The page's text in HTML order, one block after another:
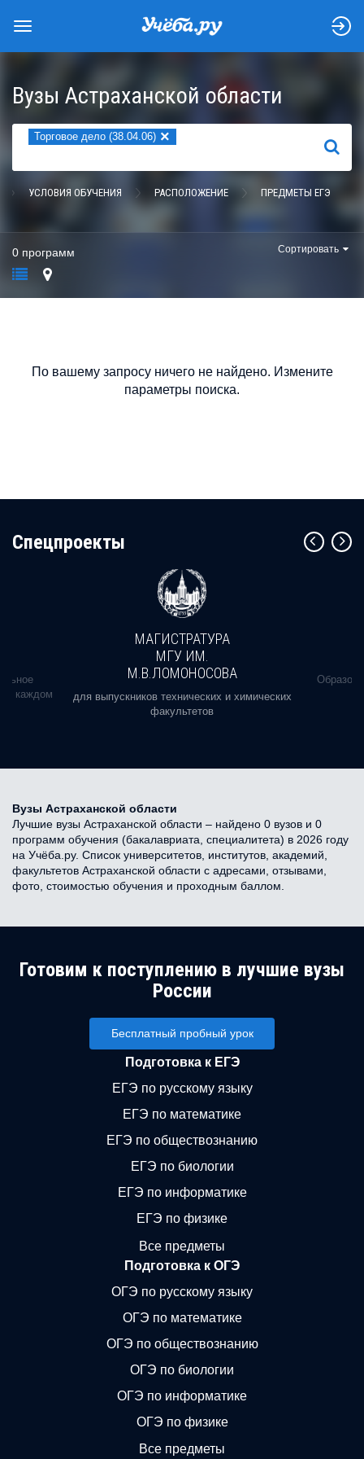
Вузы Астраханской области
Торговое дело (38.04.06) ×
НАЙТИ
УСЛОВИЯ ОБУЧЕНИЯ РАСПОЛОЖЕНИЕ ПРЕДМЕТЫ ЕГЭ
0 программ Сортировать
По вашему запросу ничего не найдено. Измените
параметры поиска.
Cпецпроекты
в каждом
МАГИСТРАТУРА
МГУ ИМ.
М.В.ЛОМОНОСОВА
для выпускников технических и химических
факультетов
Вузы Астраханской области
Лучшие вузы Астраханской области – найдено 0 вузов и 0
программ обучения (бакалавриата, специалитета) в 2026 году
на Учёба.ру. Список университетов, институтов, академий,
факультетов Астраханской области с адресами, отзывами,
фото, стоимостью обучения и проходным баллом.
Готовим к поступлению в лучшие вузы
России
Бесплатный пробный урок
Подготовка к ЕГЭ
ЕГЭ по русскому языку
ЕГЭ по математике
ЕГЭ по обществознанию
ЕГЭ по биологии
ЕГЭ по информатике
ЕГЭ по физике
Все предметы
Подготовка к ОГЭ
ОГЭ по русскому языку
ОГЭ по математике
ОГЭ по обществознанию
ОГЭ по биологии
ОГЭ по информатике
ОГЭ по физике
Все предметы